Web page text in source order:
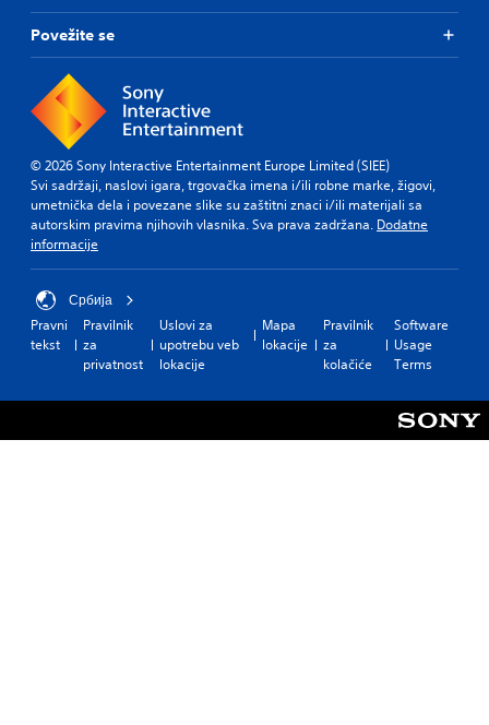
Povežite se
© 2026 Sony Interactive Entertainment Europe Limited (SIEE)
Svi sadržaji, naslovi igara, trgovačka imena i/ili robne marke, žigovi,
umetnička dela i povezane slike su zaštitni znaci i/ili materijali sa
autorskim pravima njihovih vlasnika. Sva prava zadržana. Dodatne
informacije
Србија
Pravni
tekst
Pravilnik
za
privatnost
Uslovi za
upotrebu veb
lokacije
Mapa
lokacije
Pravilnik
za
kolačiće
Software
Usage
Terms